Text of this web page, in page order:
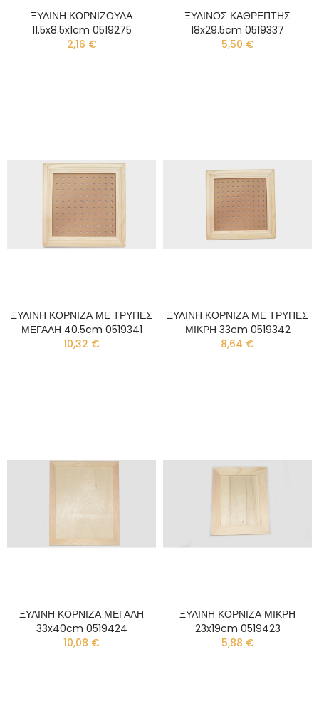
ΞΥΛΙΝΗ ΚΟΡΝΙΖΟΥΛΑ
11.5x8.5x1cm 0519275
2,16 €
ΞΥΛΙΝΟΣ ΚΑΘΡΕΠΤΗΣ
18x29.5cm 0519337
5,50 €
ΞΥΛΙΝΗ ΚΟΡΝΙΖΑ ΜΕ ΤΡΥΠΕΣ
ΜΕΓΑΛΗ 40.5cm 0519341
10,32 €
ΞΥΛΙΝΗ ΚΟΡΝΙΖΑ ΜΕ ΤΡΥΠΕΣ
ΜΙΚΡΗ 33cm 0519342
8,64 €
ΞΥΛΙΝΗ ΚΟΡΝΙΖΑ ΜΕΓΑΛΗ
33x40cm 0519424
10,08 €
ΞΥΛΙΝΗ ΚΟΡΝΙΖΑ ΜΙΚΡΗ
23x19cm 0519423
5,88 €